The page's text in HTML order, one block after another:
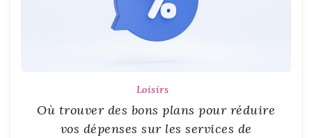
Loisirs
Où trouver des bons plans pour réduire
vos dépenses sur les services de